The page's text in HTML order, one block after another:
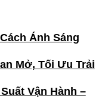
Ánh Sáng
Mở, Tối Ưu Trải
Vận Hành –